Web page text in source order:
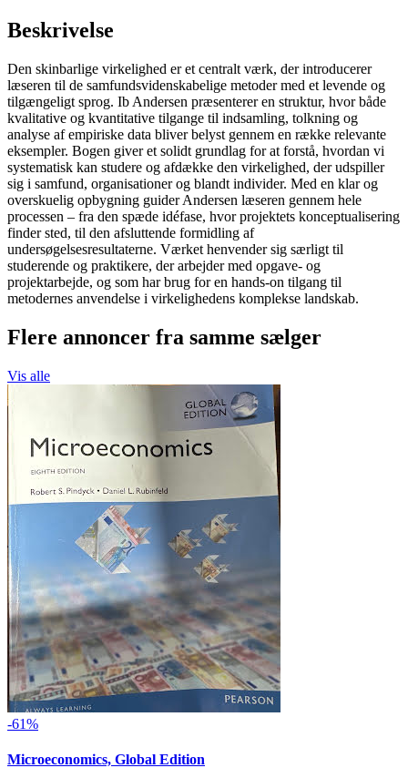
Beskrivelse
Den skinbarlige virkelighed er et centralt værk, der introducerer
læseren til de samfundsvidenskabelige metoder med et levende og
tilgængeligt sprog. Ib Andersen præsenterer en struktur, hvor både
kvalitative og kvantitative tilgange til indsamling, tolkning og
analyse af empiriske data bliver belyst gennem en række relevante
eksempler. Bogen giver et solidt grundlag for at forstå, hvordan vi
systematisk kan studere og afdække den virkelighed, der udspiller
sig i samfund, organisationer og blandt individer. Med en klar og
overskuelig opbygning guider Andersen læseren gennem hele
processen – fra den spæde idéfase, hvor projektets konceptualisering
finder sted, til den afsluttende formidling af
undersøgelsesresultaterne. Værket henvender sig særligt til
studerende og praktikere, der arbejder med opgave- og
projektarbejde, og som har brug for en hands-on tilgang til
metodernes anvendelse i virkelighedens komplekse landskab.
Flere annoncer fra samme sælger
Vis alle
-61%
Microeconomics, Global Edition